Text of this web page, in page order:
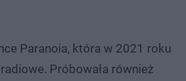
Paranoia, która w 2021 roku
Próbowała również